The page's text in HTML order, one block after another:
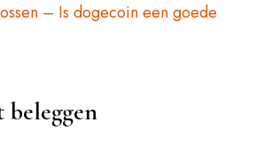
– Is dogecoin een goede